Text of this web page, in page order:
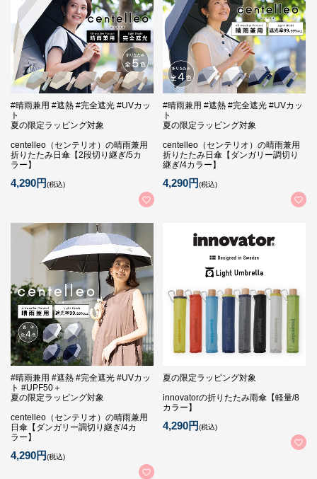
#晴雨兼用 #遮熱 #完全遮光 #UVカッ
ト
夏の限定ラッピング対象
centelleo（センテリオ）の晴雨兼用
折りたたみ日傘【2段切り継ぎ/5カ
ラー】
4,290円(税込)
#晴雨兼用 #遮熱 #完全遮光 #UVカッ
ト
夏の限定ラッピング対象
centelleo（センテリオ）の晴雨兼用
折りたたみ日傘【ダンガリー調切り
継ぎ/4カラー】
4,290円(税込)
#晴雨兼用 #遮熱 #完全遮光 #UVカッ
ト #UPF50＋
夏の限定ラッピング対象
centelleo（センテリオ）の晴雨兼用
日傘【ダンガリー調切り継ぎ/4カ
ラー】
4,290円(税込)
夏の限定ラッピング対象
innovatorの折りたたみ雨傘【軽量/8
カラー】
4,290円(税込)